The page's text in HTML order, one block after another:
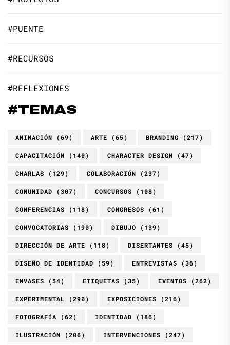
#PUENTE
#RECURSOS
#REFLEXIONES
#TEMAS
ANIMACIÓN (69) ARTE (65) BRANDING (217)
CAPACITACIÓN (140) CHARACTER DESIGN (47)
CHARLAS (129) COLABORACIÓN (237)
COMUNIDAD (307) CONCURSOS (108)
CONFERENCIAS (118) CONGRESOS (61)
CONVOCATORIAS (190) DIBUJO (139)
DIRECCIÓN DE ARTE (118) DISERTANTES (45)
DISEÑO DE IDENTIDAD (59) ENTREVISTAS (36)
ENVASES (54) ETIQUETAS (35) EVENTOS (262)
EXPERIMENTAL (290) EXPOSICIONES (216)
FOTOGRAFÍA (62) IDENTIDAD (186)
ILUSTRACIÓN (206) INTERVENCIONES (247)